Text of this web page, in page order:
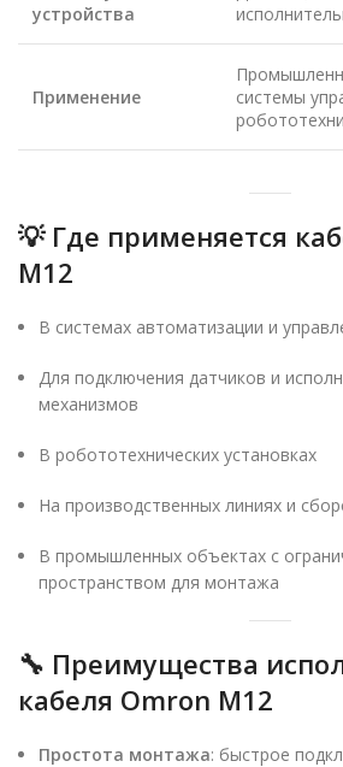
устройства
Применение
системы
💡 Где применяется
M12
В системах автоматизации и
Для подключения датчиков и
механизмов
В робототехнических установках
На производственных линиях и
В промышленных объектах с
пространством для монтажа
🔧 Преимущества
кабеля Omron M12
Простота монтажа: быстрое